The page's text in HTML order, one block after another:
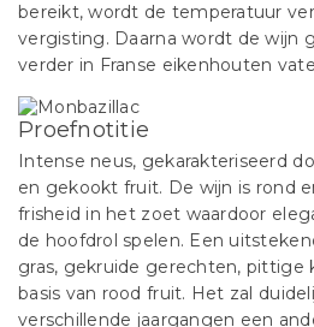
bereikt, wordt de temperatuur
vergisting. Daarna wordt de wijn
verder in Franse eikenhouten
Proefnotitie
Intense neus, gekarakteriseerd
en gekookt fruit. De wijn is rond
frisheid in het zoet waardoor
de hoofdrol spelen. Een
gras, gekruide gerechten, pittige
basis van rood fruit. Het zal
verschillende jaargangen een